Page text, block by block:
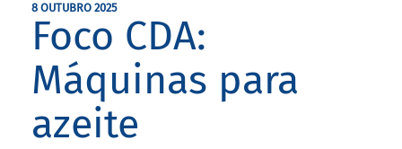
8 OUTUBRO 2025
Foco CDA:
Máquinas para
azeite